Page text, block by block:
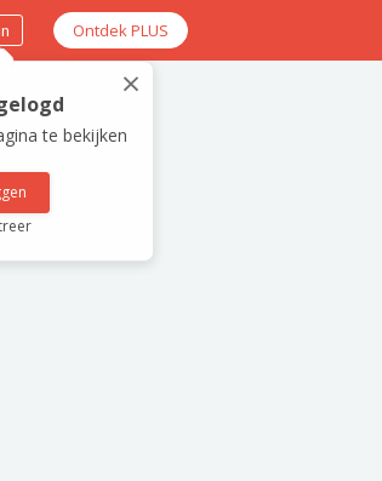
Ontdek PLUS
×
te bekijken